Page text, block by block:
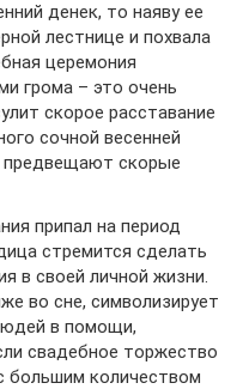
денек, то наяву ее
лестнице и похвала
церемония
грома – это очень
скорое расставание
сочной весенней
предвещают скорые
припал на период
стремится сделать
в своей личной жизни.
во сне, символизирует
в помощи,
свадебное торжество
большим количеством